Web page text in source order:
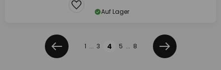
Auf Lager
Zurück
Seite
1 ... 3 4 5 ... 8
Weiter